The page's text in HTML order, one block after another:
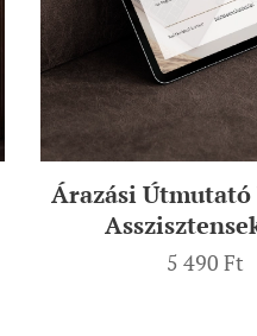
Árazási
5 490 Ft